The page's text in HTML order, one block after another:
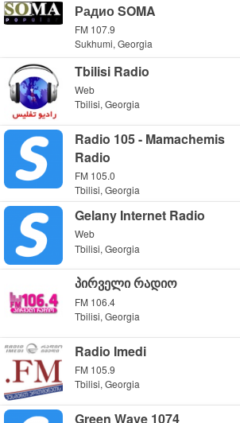
Радио SOMA
FM 107.9
Sukhumi, Georgia
Tbilisi Radio
Web
Tbilisi, Georgia
Radio 105 - Mamachemis
Radio
FM 105.0
Tbilisi, Georgia
Gelany Internet Radio
Web
Tbilisi, Georgia
პირველი რადიო
FM 106.4
Tbilisi, Georgia
Radio Imedi
FM 105.9
Tbilisi, Georgia
Green Wave 1074